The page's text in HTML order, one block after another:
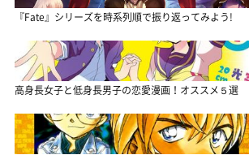
『Fate』シリーズを時系列順で振り返ってみよう!
高身長女子と低身長男子の恋愛漫画！オススメ５選